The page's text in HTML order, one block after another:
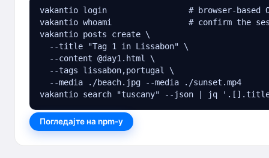
vakantio login                 # browser-based
vakantio whoami                # confirm the
vakantio posts create \
  --title "Tag 1 in Lissabon" \
  --content @day1.html \
  --tags lissabon,portugal \
  --media ./beach.jpg --media ./sunset.mp4
vakantio search "tuscany" --json | jq
Погледајте на npm-у